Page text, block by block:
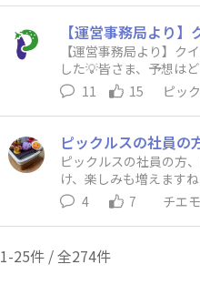
【運営事務局より】ク
した💡皆さま、予想
cements/
11 15 ピッ
ピックルスの社員の方
け、楽しみも増えますね
4
7 チエ
1-25件 / 全274件